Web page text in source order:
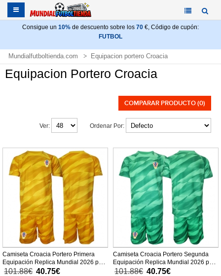
Consigue un 10% de descuento sobre los 70 €, Código de cupón:
FUTBOL
Mundialfutboltienda.com Equipacion portero Croacia
Equipacion Portero Croacia
COMPARAR PRODUCTO (0)
Ordenar Por:
Ver:
Camiseta Croacia Portero Primera
Equipación Replica Mundial 2026 para
niños mangas cortas (+ Pantalones
101.88€ 40.75€
Camiseta Croacia Portero Segunda
Equipación Replica Mundial 2026 para
niños mangas cortas (+ Pantalones
101.88€ 40.75€